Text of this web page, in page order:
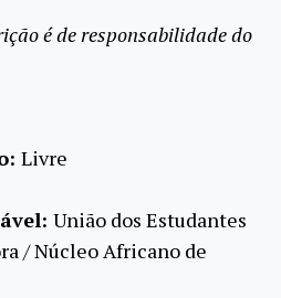
é de responsabilidade do
Livre
União dos Estudantes
/ Núcleo Africano de